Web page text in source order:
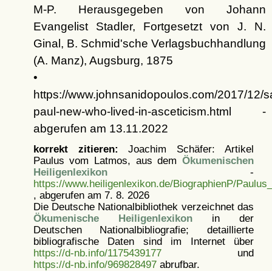
M-P. Herausgegeben von Johann
Evangelist Stadler, Fortgesetzt von J. N.
Ginal, B. Schmid'sche Verlagsbuchhandlung
(A. Manz), Augsburg, 1875
•
https://www.johnsanidopoulos.com/2017/12/
paul-new-who-lived-in-asceticism.html -
abgerufen am 13.11.2022
korrekt zitieren: Joachim Schäfer: Artikel
Paulus vom Latmos, aus dem Ökumenischen
Heiligenlexikon-
https://www.heiligenlexikon.de/BiographienP/
, abgerufen am 7. 8. 2026
Die Deutsche Nationalbibliothek verzeichnet das
Ökumenische Heiligenlexikonin der
Deutschen Nationalbibliografie; detaillierte
bibliografische Daten sind im Internet über
https://d-nb.info/1175439177und
https://d-nb.info/969828497abrufbar.